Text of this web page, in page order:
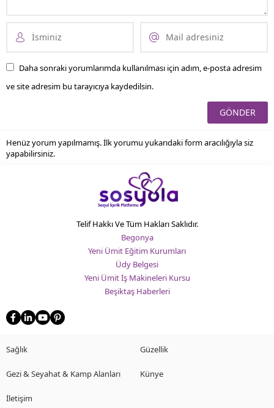
Daha sonraki yorumlarımda kullanılması için adım, e-posta adresim
ve site adresim bu tarayıcıya kaydedilsin.
Henüz yorum yapılmamış. İlk yorumu yukarıdaki form aracılığıyla siz
yapabilirsiniz.
Telif Hakkı Ve Tüm Hakları Saklıdır.
Begonya
Yeni Ümit Eğitim Kurumları
Üdy Belgesi
Yeni Ümit İş Makineleri Kursu
Beşiktaş Haberleri
Sağlık Güzellik
Gezi & Seyahat & Kamp Alanları Künye
İletişim